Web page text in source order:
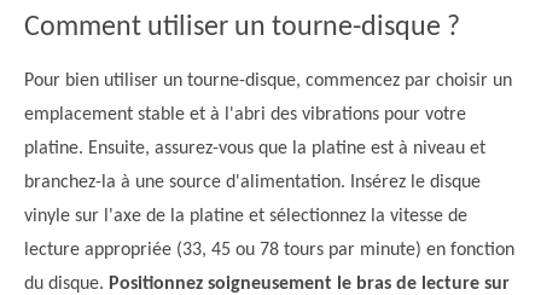
Comment utiliser un tourne-disque ?
Pour bien utiliser un tourne-disque, commencez par choisir un
emplacement stable et à l'abri des vibrations pour votre
platine. Ensuite, assurez-vous que la platine est à niveau et
branchez-la à une source d'alimentation. Insérez le disque
vinyle sur l'axe de la platine et sélectionnez la vitesse de
lecture appropriée (33, 45 ou 78 tours par minute) en fonction
du disque. Positionnez soigneusement le bras de lecture sur